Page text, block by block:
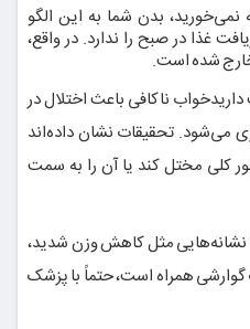
بدن شما به این الگو
غذا در صبح را ندارد. در واقع،
شده است.
ناکافی باعث اختلال در
تحقیقات نشان داده‌اند
کلی مختل کند یا آن را به سمت
نشانه‌هایی مثل کاهش وزن شدید،
همراه است، حتماً با پزشک